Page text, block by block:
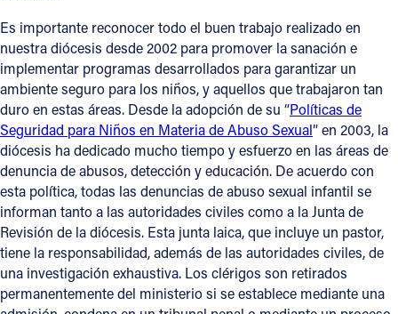
Es importante reconocer todo el buen trabajo realizado en
nuestra diócesis desde 2002 para promover la sanación e
implementar programas desarrollados para garantizar un
ambiente seguro para los niños, y aquellos que trabajaron tan
duro en estas áreas. Desde la adopción de su “Políticas de
Seguridad para Niños en Materia de Abuso Sexual” en 2003, la
diócesis ha dedicado mucho tiempo y esfuerzo en las áreas de
denuncia de abusos, detección y educación. De acuerdo con
esta política, todas las denuncias de abuso sexual infantil se
informan tanto a las autoridades civiles como a la Junta de
Revisión de la diócesis. Esta junta laica, que incluye un pastor,
tiene la responsabilidad, además de las autoridades civiles, de
una investigación exhaustiva. Los clérigos son retirados
permanentemente del ministerio si se establece mediante una